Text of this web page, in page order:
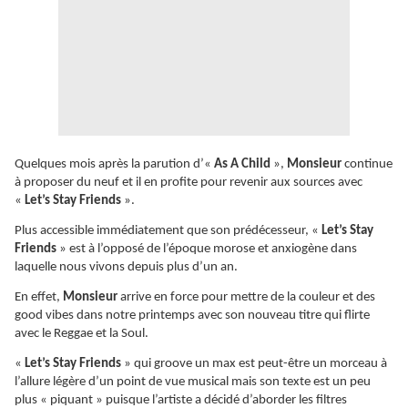
Quelques mois après la parution d’« As A Child », Monsieur continue
à proposer du neuf et il en profite pour revenir aux sources avec
« Let’s Stay Friends ».
Plus accessible immédiatement que son prédécesseur, « Let’s Stay
Friends » est à l’opposé de l’époque morose et anxiogène dans
laquelle nous vivons depuis plus d’un an.
En effet, Monsieur arrive en force pour mettre de la couleur et des
good vibes dans notre printemps avec son nouveau titre qui flirte
avec le Reggae et la Soul.
« Let’s Stay Friends » qui groove un max est peut-être un morceau à
l’allure légère d’un point de vue musical mais son texte est un peu
plus « piquant » puisque l’artiste a décidé d’aborder les filtres